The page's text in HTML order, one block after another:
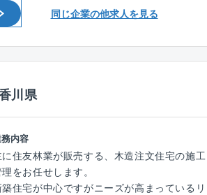
ープ9社と責任施工体制をとっており4500
超える施工従事者がいます。
子会社で工事、且つ監督を配置できる体制
立しています。
水ハウス会
の向上や労働環境の整備など、意見を出し
い、協力しながら取り組んでいます。※2858
属しています。
宅、設備、管理などの経験者、大歓迎で
同じ企業の他求人を見る
川県
内容
に住友林業が販売する、木造注文住宅の施工
をお任せします。
築住宅が中心ですがニーズが高まっているリ